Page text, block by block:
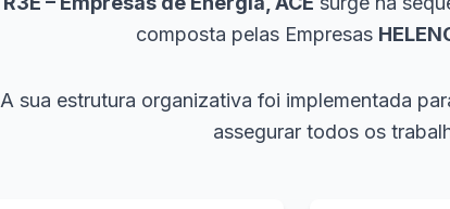
composta pelas Empresas
A sua estrutura organizativa foi implementada
assegurar todos os